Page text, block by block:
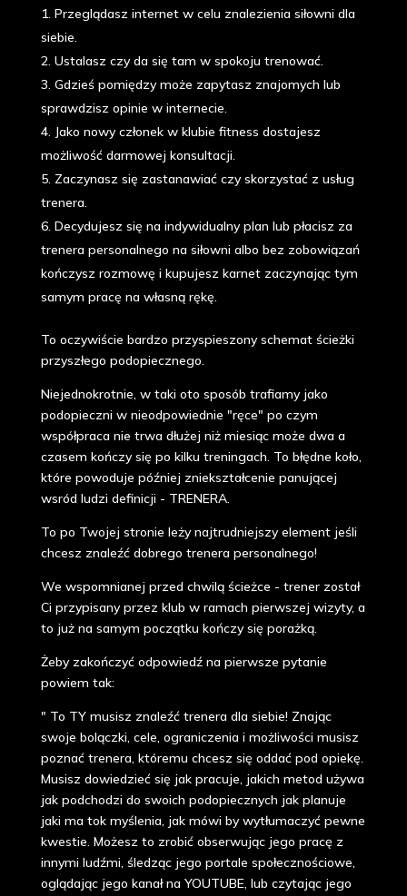
Przeglądasz internet w celu znalezienia siłowni dla
siebie.
Ustalasz czy da się tam w spokoju trenować.
Gdzieś pomiędzy może zapytasz znajomych lub
sprawdzisz opinie w internecie.
Jako nowy członek w klubie fitness dostajesz
możliwość darmowej konsultacji.
Zaczynasz się zastanawiać czy skorzystać z usług
trenera.
Decydujesz się na indywidualny plan lub płacisz za
trenera personalnego na siłowni albo bez zobowiązań
kończysz rozmowę i kupujesz karnet zaczynając tym
samym pracę na własną rękę.
To oczywiście bardzo przyspieszony schemat ścieżki
przyszłego podopiecznego.
Niejednokrotnie, w taki oto sposób trafiamy jako
podopieczni w nieodpowiednie "ręce" po czym
współpraca nie trwa dłużej niż miesiąc może dwa a
czasem kończy się po kilku treningach. To błędne koło,
które powoduje później zniekształcenie panującej
wsród ludzi definicji - TRENERA.
To po Twojej stronie leży najtrudniejszy element jeśli
chcesz znaleźć dobrego trenera personalnego!
We wspomnianej przed chwilą ścieżce - trener został
Ci przypisany przez klub w ramach pierwszej wizyty, a
to już na samym początku kończy się porażką.
Żeby zakończyć odpowiedź na pierwsze pytanie
powiem tak:
" To TY musisz znaleźć trenera dla siebie! Znając
swoje bolączki, cele, ograniczenia i możliwości musisz
poznać trenera, któremu chcesz się oddać pod opiekę.
Musisz dowiedzieć się jak pracuje, jakich metod używa
jak podchodzi do swoich podopiecznych jak planuje
jaki ma tok myślenia, jak mówi by wytłumaczyć pewne
kwestie. Możesz to zrobić obserwując jego pracę z
innymi ludźmi, śledząc jego portale społecznościowe,
oglądając jego kanał na YOUTUBE, lub czytając jego